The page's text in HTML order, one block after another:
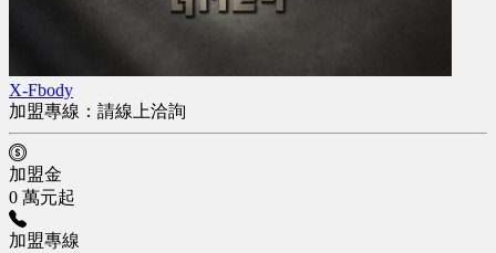
X-Fbody
加盟專線： 請線上洽詢
加盟金
0 萬元起
加盟專線